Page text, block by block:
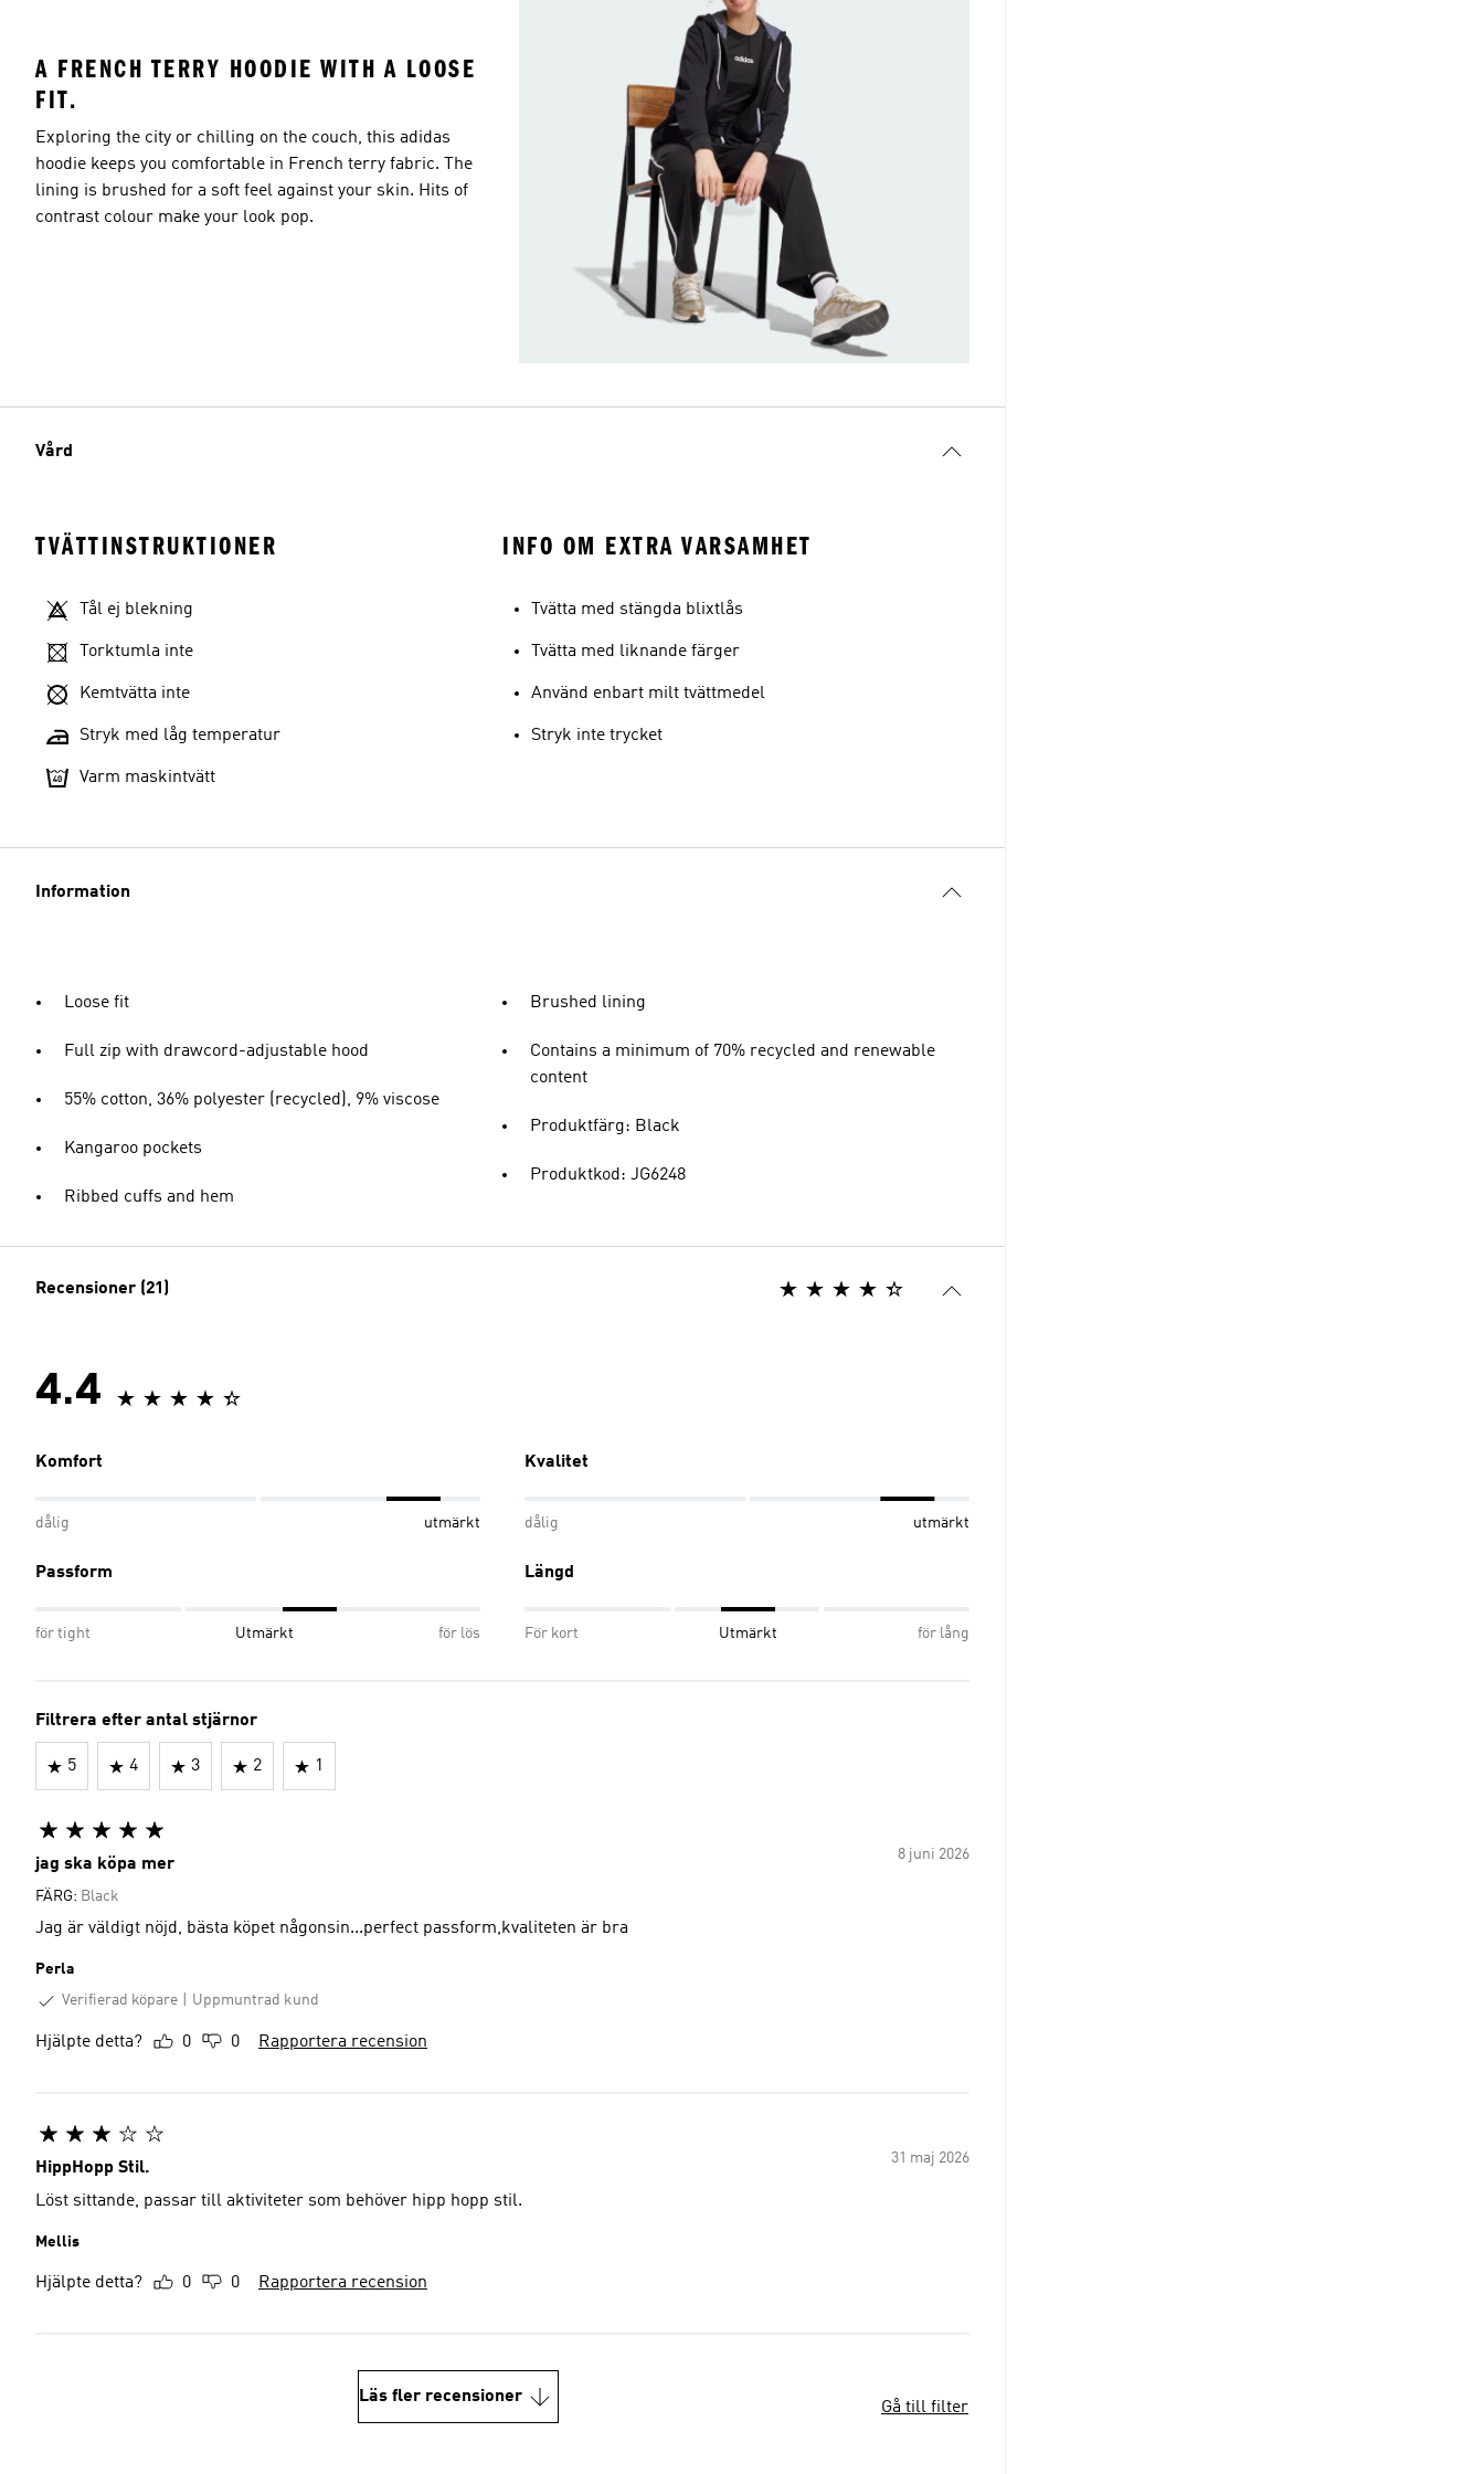
A FRENCH TERRY HOODIE WITH A LOOSE
FIT.
Exploring the city or chilling on the couch, this adidas
hoodie keeps you comfortable in French terry fabric. The
lining is brushed for a soft feel against your skin. Hits of
contrast colour make your look pop.
Vård
TVÄTTINSTRUKTIONER
Tål ej blekning
Torktumla inte
Kemtvätta inte
Stryk med låg temperatur
Varm maskintvätt
INFO OM EXTRA VARSAMHET
Tvätta med stängda blixtlås
Tvätta med liknande färger
Använd enbart milt tvättmedel
Stryk inte trycket
Information
Loose fit
Full zip with drawcord-adjustable hood
55% cotton, 36% polyester (recycled), 9% viscose
Kangaroo pockets
Ribbed cuffs and hem
Brushed lining
Contains a minimum of 70% recycled and renewable
content
Produktfärg: Black
Produktkod: JG6248
Recensioner (21)
4.4
Komfort
dålig utmärkt
Kvalitet
dålig utmärkt
Passform
för tight Utmärkt för lös
Längd
För kort Utmärkt för lång
Filtrera efter antal stjärnor
5 4 3 2 1
8 juni 2026
jag ska köpa mer
FÄRG: Black
Jag är väldigt nöjd, bästa köpet någonsin...perfect passform,kvaliteten är bra
Perla
Verifierad köpare
Uppmuntrad kund
Hjälpte detta? 0 0 Rapportera recension
31 maj 2026
HippHopp Stil.
Löst sittande, passar till aktiviteter som behöver hipp hopp stil.
Mellis
Hjälpte detta? 0 0 Rapportera recension
Läs fler recensioner
Gå till filter